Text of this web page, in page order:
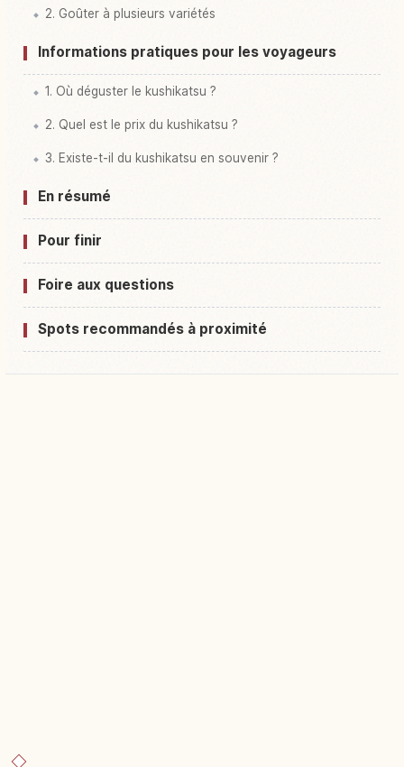
2. Goûter à plusieurs variétés
Informations pratiques pour les voyageurs
1. Où déguster le kushikatsu ?
2. Quel est le prix du kushikatsu ?
3. Existe-t-il du kushikatsu en souvenir ?
En résumé
Pour finir
Foire aux questions
Spots recommandés à proximité